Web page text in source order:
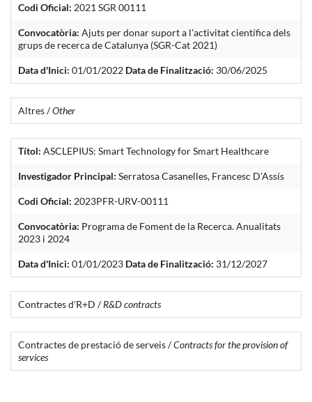
Codi Oficial: 2021 SGR 00111
Convocatòria: Ajuts per donar suport a l'activitat científica dels
grups de recerca de Catalunya (SGR-Cat 2021)
Data d'Inici: 01/01/2022 Data de Finalització: 30/06/2025
Altres /Other
Títol: ASCLEPIUS: Smart Technology for Smart Healthcare
Investigador Principal: Serratosa Casanelles, Francesc D'Assís
Codi Oficial: 2023PFR-URV-00111
Convocatòria: Programa de Foment de la Recerca. Anualitats
2023 i 2024
Data d'Inici: 01/01/2023 Data de Finalització: 31/12/2027
Contractes d'R+D /R&D contracts
Contractes de prestació de serveis /Contracts for the provision of
services